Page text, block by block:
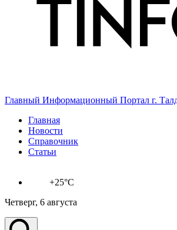
Главный Информационный Портал г.
Главная
Новости
Справочник
Статьи
+25°C
Четверг, 6 августа